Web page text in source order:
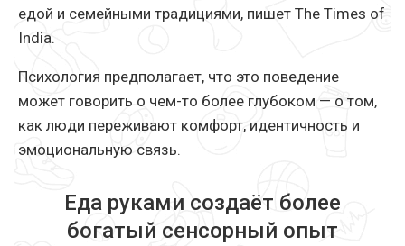
едой и семейными традициями, пишет The Times of
India.
Психология предполагает, что это поведение
может говорить о чем-то более глубоком — о том,
как люди переживают комфорт, идентичность и
эмоциональную связь.
Еда руками создаёт более
богатый сенсорный опыт